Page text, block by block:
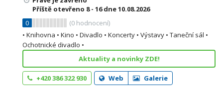
Příště otevřeno 8 - 16dne 10.08.2026
0
(0 hodnocení)
• Knihovna • Kino • Divadlo • Koncerty • Výstavy • Taneční sál •
Ochotnické divadlo •
Aktuality a novinky ZDE!
+420 386 322 930 Web Galerie